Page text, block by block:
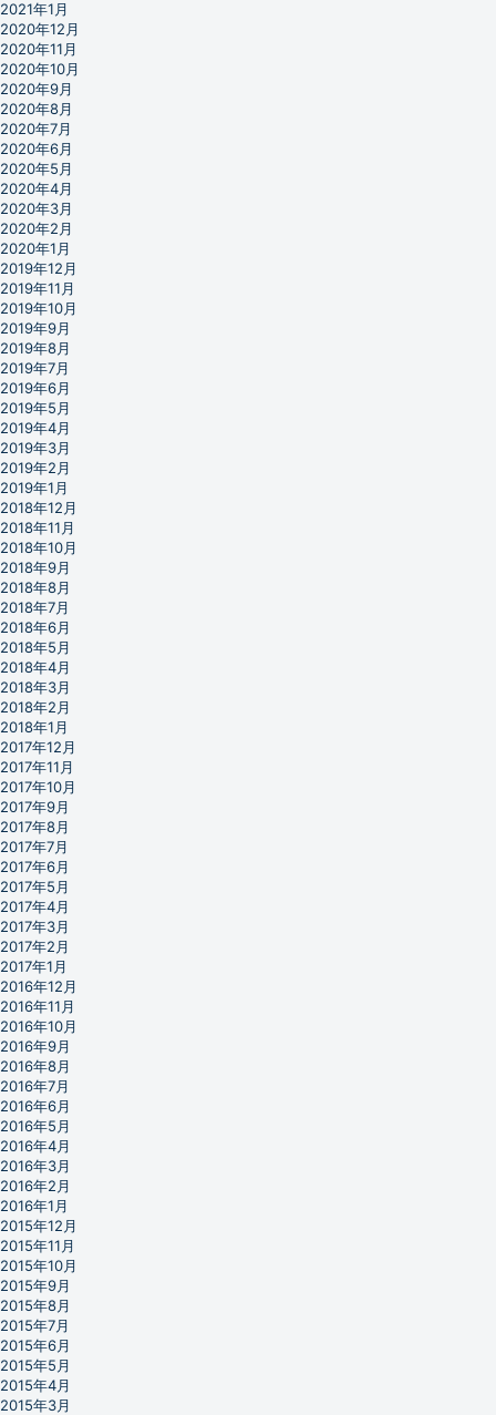
2021年1月
2020年12月
2020年11月
2020年10月
2020年9月
2020年8月
2020年7月
2020年6月
2020年5月
2020年4月
2020年3月
2020年2月
2020年1月
2019年12月
2019年11月
2019年10月
2019年9月
2019年8月
2019年7月
2019年6月
2019年5月
2019年4月
2019年3月
2019年2月
2019年1月
2018年12月
2018年11月
2018年10月
2018年9月
2018年8月
2018年7月
2018年6月
2018年5月
2018年4月
2018年3月
2018年2月
2018年1月
2017年12月
2017年11月
2017年10月
2017年9月
2017年8月
2017年7月
2017年6月
2017年5月
2017年4月
2017年3月
2017年2月
2017年1月
2016年12月
2016年11月
2016年10月
2016年9月
2016年8月
2016年7月
2016年6月
2016年5月
2016年4月
2016年3月
2016年2月
2016年1月
2015年12月
2015年11月
2015年10月
2015年9月
2015年8月
2015年7月
2015年6月
2015年5月
2015年4月
2015年3月